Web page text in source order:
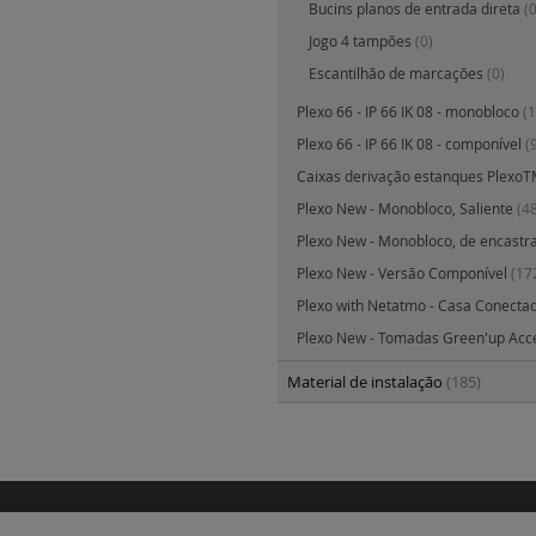
Bucins planos de entrada direta
Jogo 4 tampões (0)
Escantilhão de marcações (0)
Plexo 66 - IP 66 IK 08 - monobloco
Plexo 66 - IP 66 IK 08 - componível
Caixas derivação estanques
Plexo New - Monobloco, Saliente
Plexo New - Monobloco, de
Plexo New - Versão Componível
Plexo with Netatmo - Casa
Plexo New - Tomadas Green'up
Material de instalação (185)